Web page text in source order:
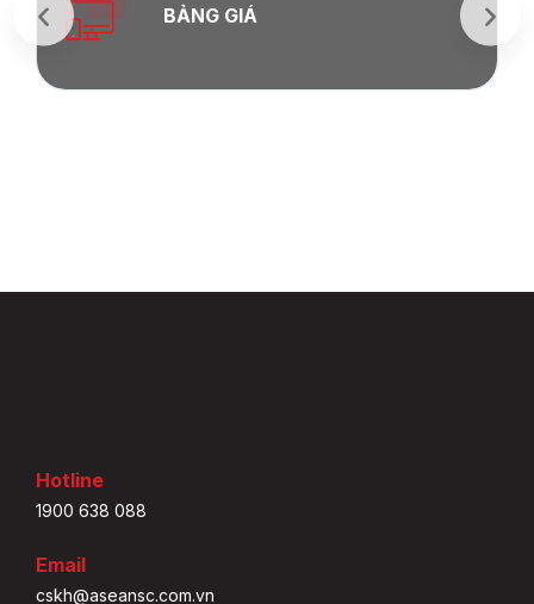
BẢNG GIÁ
Hotline
1900 638 088
Email
cskh@aseansc.com.vn